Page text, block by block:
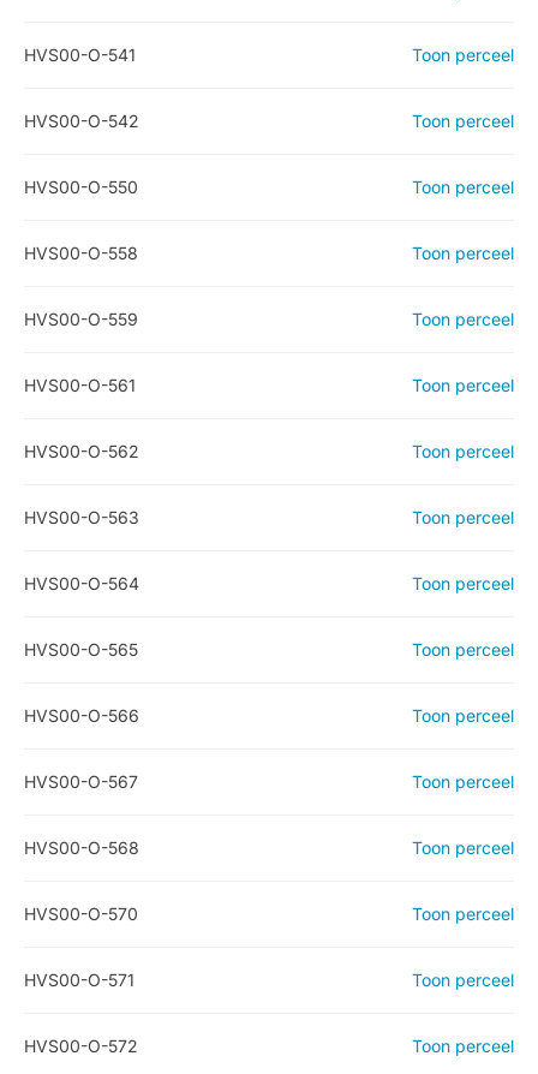
HVS00-O-541 Toon perceel
HVS00-O-542 Toon perceel
HVS00-O-550 Toon perceel
HVS00-O-558 Toon perceel
HVS00-O-559 Toon perceel
HVS00-O-561 Toon perceel
HVS00-O-562 Toon perceel
HVS00-O-563 Toon perceel
HVS00-O-564 Toon perceel
HVS00-O-565 Toon perceel
HVS00-O-566 Toon perceel
HVS00-O-567 Toon perceel
HVS00-O-568 Toon perceel
HVS00-O-570 Toon perceel
HVS00-O-571 Toon perceel
HVS00-O-572 Toon perceel